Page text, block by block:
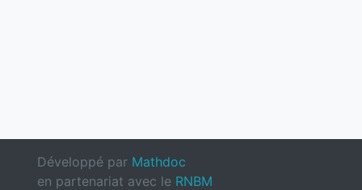
Développé par Mathdoc
en partenariat avec le RNBM